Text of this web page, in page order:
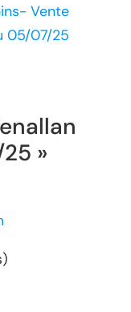
Vente
05/07/25
»